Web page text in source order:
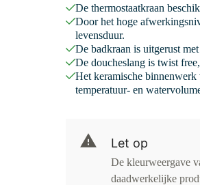
De thermostaatkraan
Door het hoge
levensduur.
De badkraan is uitgerust
De doucheslang is twist
Het keramische binnenwerk
temperatuur- en
Let op
De kleurweergave
daadwerkelijke